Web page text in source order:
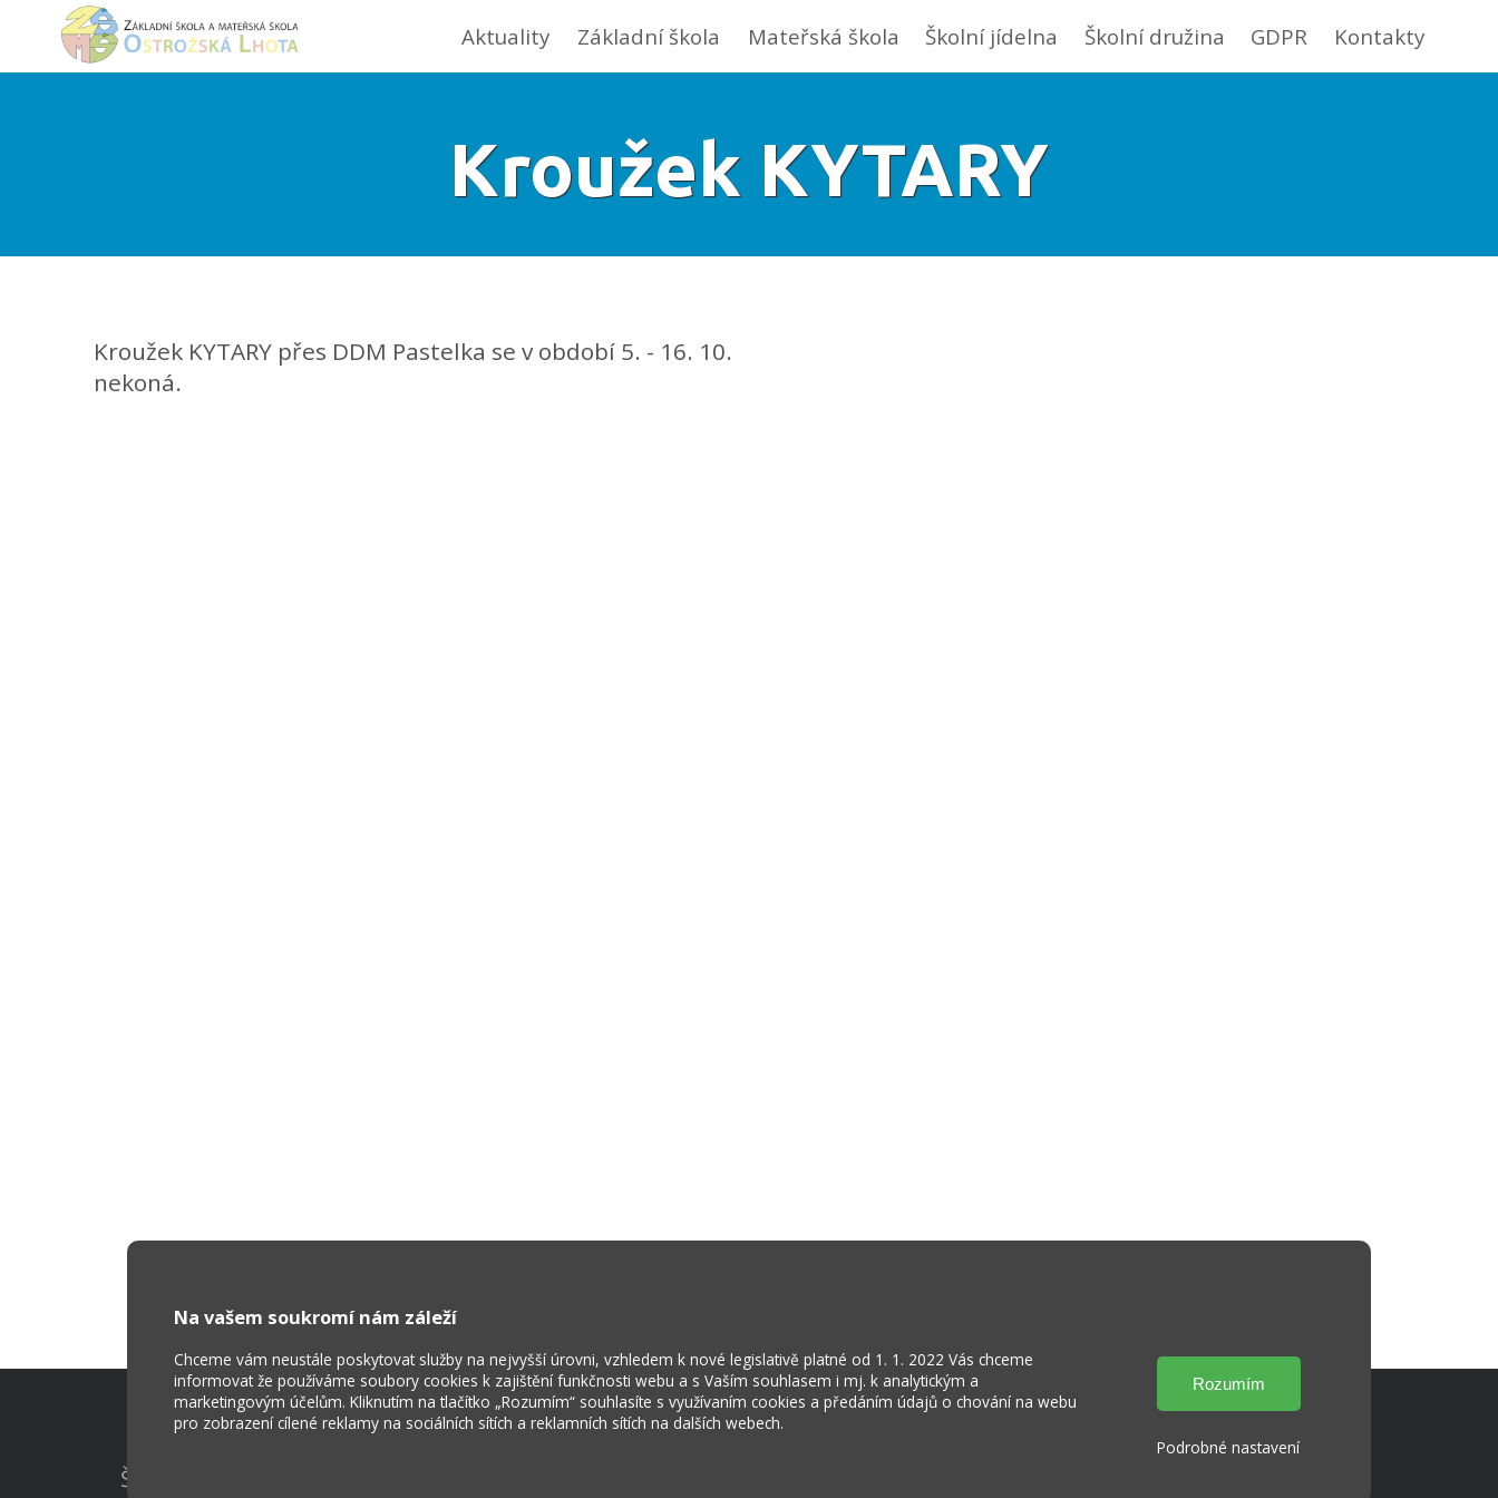
Aktuality Základní škola Mateřská škola Školní jídelna Školní družina GDPR Kontakty
Kroužek KYTARY
Kroužek KYTARY přes DDM Pastelka se v období 5. - 16. 10.
nekoná.
Na vašem soukromí nám záleží
Chceme vám neustále poskytovat služby na nejvyšší úrovni, vzhledem k nové legislativě platné od 1. 1. 2022 Vás chceme
informovat že používáme soubory cookies k zajištění funkčnosti webu a s Vaším souhlasem i mj. k analytickým a
marketingovým účelům. Kliknutím na tlačítko „Rozumím“ souhlasíte s využívaním cookies a předáním údajů o chování na webu
pro zobrazení cílené reklamy na sociálních sítích a reklamních sítích na dalších webech.
Podrobné nastavení
Škola Online